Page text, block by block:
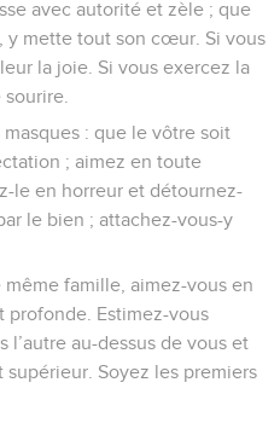
avec autorité et zèle ; que
y mette tout son cœur. Si vous
la joie. Si vous exercez la
masques : que le vôtre soit
; aimez en toute
le en horreur et détournez-
le bien ; attachez-vous-y
même famille, aimez-vous en
profonde. Estimez-vous
au-dessus de vous et
Soyez les premiers